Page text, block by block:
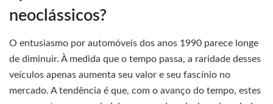
neoclássicos?
O entusiasmo por automóveis dos anos 1990 parece longe
de diminuir. À medida que o tempo passa, a raridade desses
veículos apenas aumenta seu valor e seu fascínio no
mercado. A tendência é que, com o avanço do tempo, estes